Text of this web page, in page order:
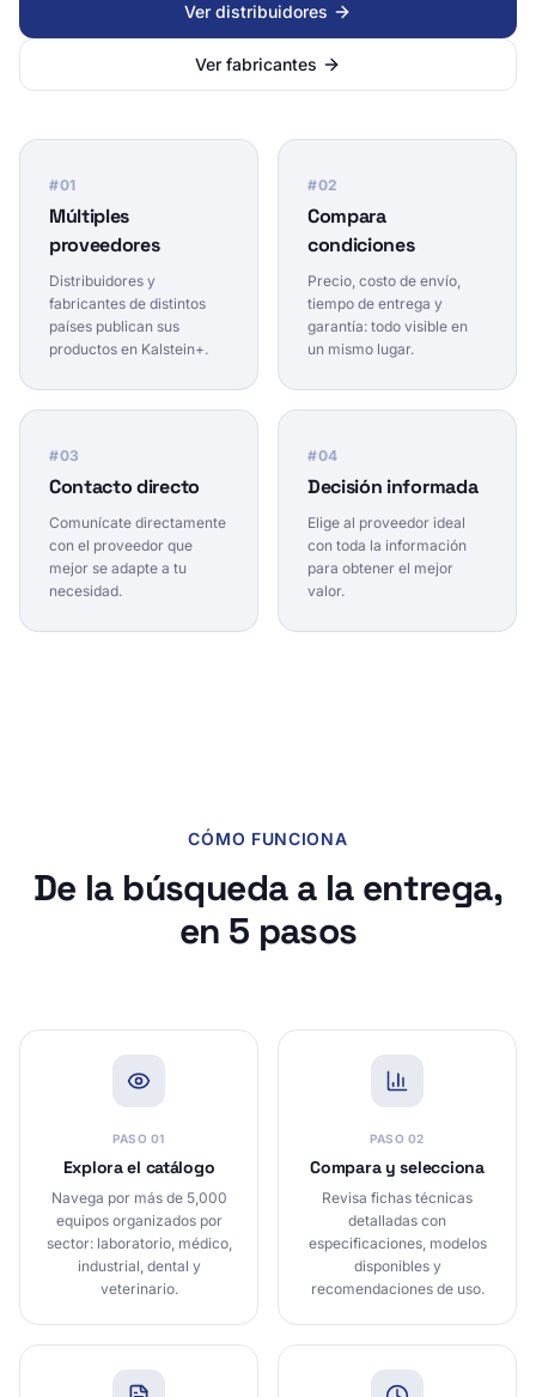
Ver distribuidores
Ver fabricantes
#01
Múltiples
proveedores
Distribuidores y
fabricantes de distintos
países publican sus
productos en Kalstein+.
#02
Compara
condiciones
Precio, costo de envío,
tiempo de entrega y
garantía: todo visible en
un mismo lugar.
#03
Contacto directo
Comunícate directamente
con el proveedor que
mejor se adapte a tu
necesidad.
#04
Decisión informada
Elige al proveedor ideal
con toda la información
para obtener el mejor
valor.
CÓMO FUNCIONA
De la búsqueda a la entrega,
en 5 pasos
PASO 01
Explora el catálogo
Navega por más de 5,000
equipos organizados por
sector: laboratorio, médico,
industrial, dental y
veterinario.
PASO 02
Compara y selecciona
Revisa fichas técnicas
detalladas con
especificaciones, modelos
disponibles y
recomendaciones de uso.